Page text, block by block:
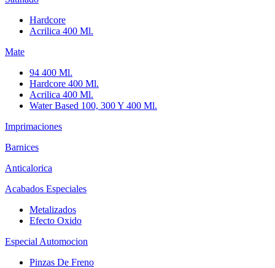
Hardcore
Acrilica 400 Ml.
Mate
94 400 Ml.
Hardcore 400 Ml.
Acrilica 400 Ml.
Water Based 100, 300 Y 400 Ml.
Imprimaciones
Barnices
Anticalorica
Acabados Especiales
Metalizados
Efecto Oxido
Especial Automocion
Pinzas De Freno